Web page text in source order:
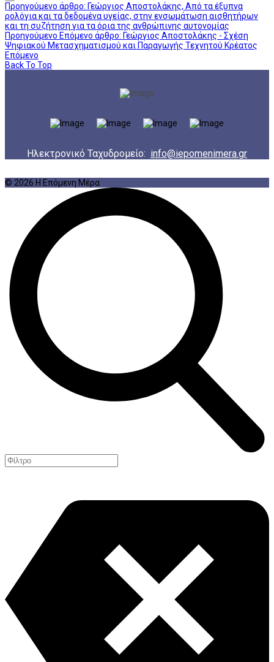
Προηγούμενο άρθρο: Γεώργιος Αποστολάκης, Από τα έξυπνα
ρολόγια και τα δεδομένα υγείας, στην ενσωμάτωση αισθητήρων
και τη συζήτηση για τα όρια της ανθρώπινης αυτονομίας
Προηγούμενο Επόμενο άρθρο: Γεώργιος Αποστολάκης - Σχέση
Ψηφιακού Μετασχηματισμού και Παραγωγής Τεχνητού Κρέατος
Επόμενο
Back To Top
Ηλεκτρονικό Ταχυδρομείο: info@iepomenimera.gr
© 2026 Η Επόμενη Μέρα